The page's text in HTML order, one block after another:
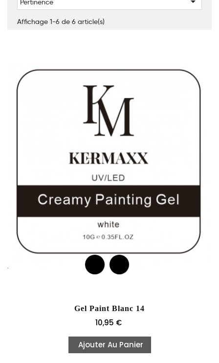
Pertinence
Affichage 1-6 de 6 article(s)
Gel Paint Blanc 14
Prix
10,95 €
Ajouter Au Panier